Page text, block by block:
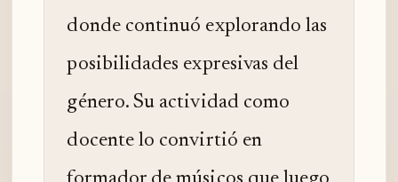
donde continuó explorando las
posibilidades expresivas del
género. Su actividad como
docente lo convirtió en